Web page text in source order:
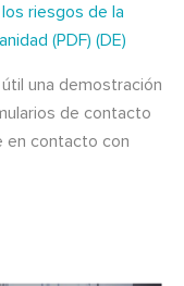
riesgos de la
(PDF) (DE)
una demostración
de contacto
en contacto con